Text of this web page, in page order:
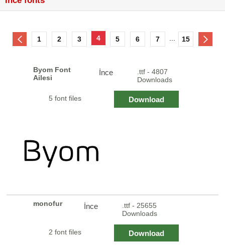
1 2 3 4 5 6 7 15
Byom Font
Ailesi
İnce
.ttf - 4807
Downloads
5 font files Download
monofur İnce
.ttf - 25655
Downloads
2 font files Download